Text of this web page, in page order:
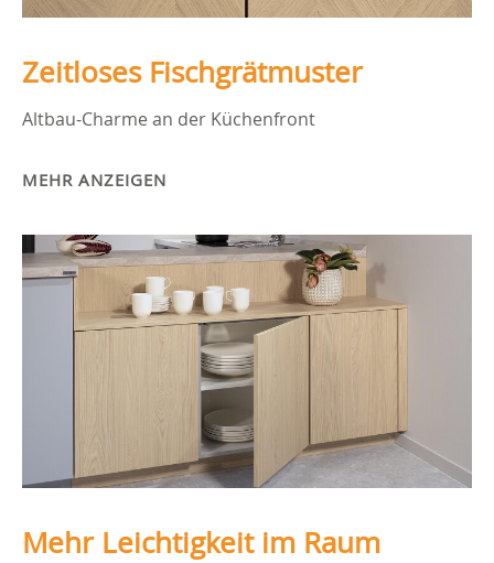
Zeitloses Fischgrätmuster
Altbau-Charme an der Küchenfront
MEHR ANZEIGEN
Mehr Leichtigkeit im Raum